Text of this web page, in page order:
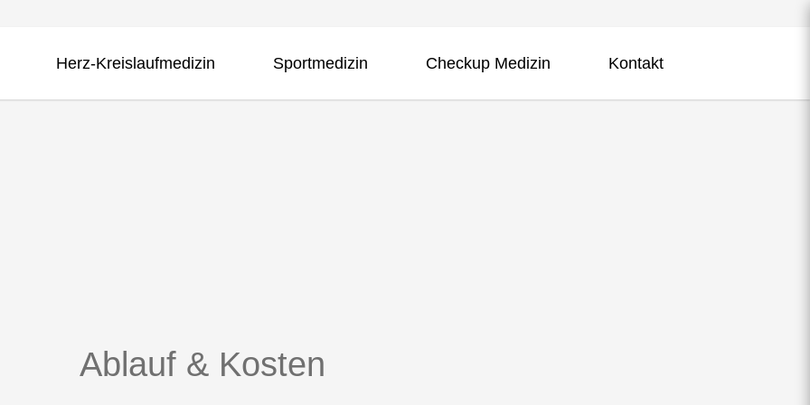
Herz-Kreislaufmedizin Sportmedizin Checkup Medizin Kontakt
Ablauf & Kosten